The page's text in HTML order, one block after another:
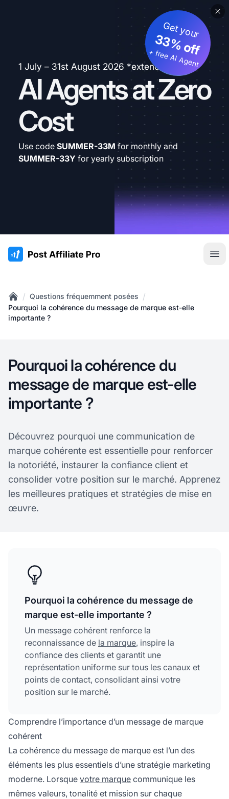
1 July – 31st August 2026 *extended
AI Agents at Zero
Cost
Get your
33% off
+ free AI Agent
Use code SUMMER-33M for monthly and
SUMMER-33Y for yearly subscription
:site.title
Home
/ Questions fréquemment posées /
Pourquoi la cohérence du message de marque est-elle
importante ?
Pourquoi la cohérence du
message de marque est-elle
importante ?
Découvrez pourquoi une communication de
marque cohérente est essentielle pour renforcer
la notoriété, instaurer la confiance client et
consolider votre position sur le marché. Apprenez
les meilleures pratiques et stratégies de mise en
œuvre.
Pourquoi la cohérence du message de
marque est-elle importante ?
Un message cohérent renforce la
reconnaissance de la marque, inspire la
confiance des clients et garantit une
représentation uniforme sur tous les canaux et
points de contact, consolidant ainsi votre
position sur le marché.
Comprendre l’importance d’un message de marque
cohérent
La cohérence du message de marque est l’un des
éléments les plus essentiels d’une stratégie marketing
moderne. Lorsque votre marque communique les
mêmes valeurs, tonalité et mission sur chaque